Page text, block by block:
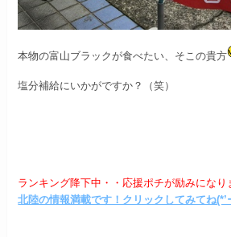
本物の富山ブラックが食べたい、そこの貴方
塩分補給にいかがですか？（笑）
ランキング降下中・・応援ポチが励みにな
北陸の情報満載です！クリックしてみてね(*’